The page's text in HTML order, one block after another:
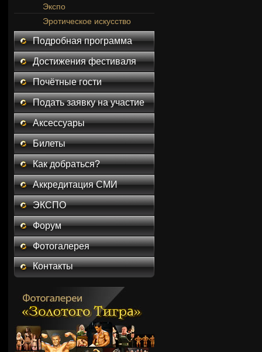
Экспо
Эротическое искусство
Подробная программа
Достижения фестиваля
Почётные гости
Подать заявку на участие
Аксессуары
Билеты
Как добраться?
Аккредитация СМИ
ЭКСПО
Форум
Фотогалерея
Контакты